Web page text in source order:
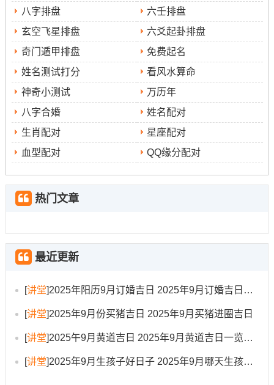
井口要做好加固还有卫生防护；定期进行维护保养 以延长
水井的使用寿命。
生肖适配:今日冲蛇；属蛇者应回避或另择吉日.属虎、
猴、猪者本年同流年有特殊刑克 掘井时需格外注意安全。
能量强化：动土前~可在地基四角埋入
阁泰山石敢当
井口安置后，可悬挂开口铜葫芦 寓意聚集财水之气！
人际协同：可邀请生肖属牛、属鸡的亲友到场协助，因其
与乙巳年三合；能增强贵人运与工程顺利的磁场。
脏水于井周！
掘井避坑指南
掘井过程中常见的误区重要是:忽视了水井的风水禁忌~比
井位于房屋后面、易招阴气。
也要避免水井旁有污秽之物、枯树或坟墓，这些会污染水
八字排盘
六壬排盘
玄空飞星排盘
六爻起卦排盘
奇门遁甲排盘
免费起名
姓名测试打分
看风水算命
神奇小测试
万历年
八字合婚
姓名配对
生肖配对
星座配对
血型配对
QQ缘分配对
热门文章
最近更新
[讲堂]2025年阳历9月订婚吉日 2025年9月订婚吉日有哪几天
[讲堂]2025年9月份买猪吉日 2025年9月买猪进圈吉日
[讲堂]2025午9月黄道吉日 2025年9月黄道吉日一览表大全
[讲堂]2025年9月生孩子好日子 2025年9月哪天生孩子比较好